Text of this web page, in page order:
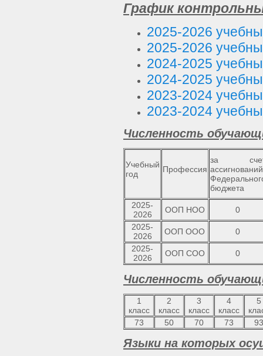
График
2025-2026
2025-2026
2024-2025
2024-2025
2023-2024
2023-2024
Численность
Учебный
год
Профессия
за
ассигнований
бюджета
2025-
2026
ООП НОО
0
2025-
2026
ООП ООО
0
2025-
2026
ООП СОО 0
Численность
1
класс
2
класс
3
класс
4
класс
5
73
50 70 73 93
Языки на которых